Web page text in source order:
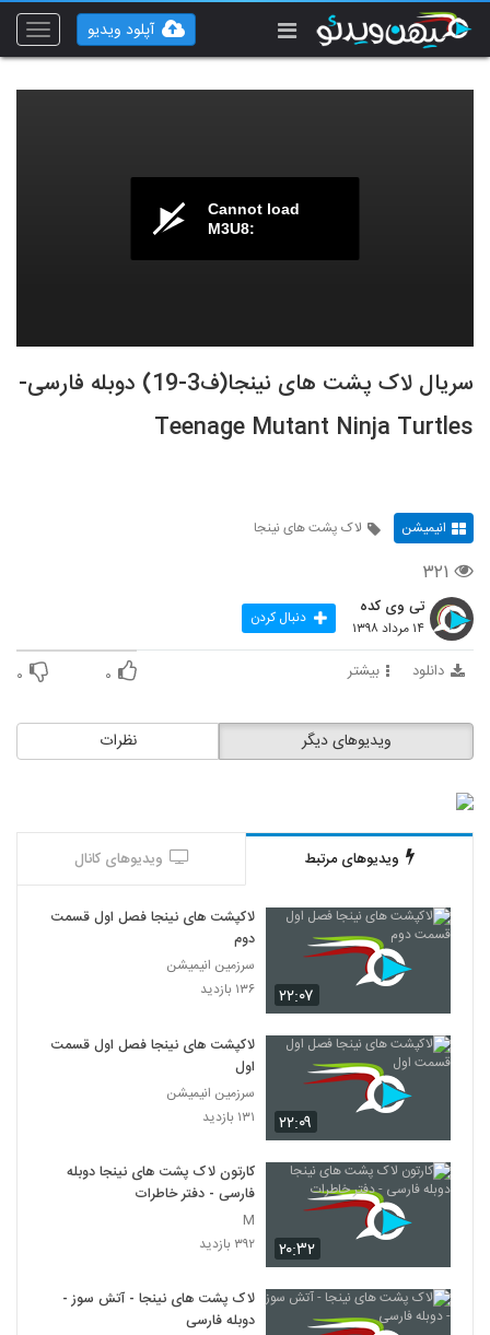
Toggle
آپلود ویدیو
Cannot load
M3U8:
سریال لاک پشت های نینجا(ف3-19) دوبله فارسی-
Teenage Mutant Ninja Turtles
انیمیشن لاک پشت های نینجا
۳۲۱
تی وی کده
۱۴ مرداد ۱۳۹۸ دنبال کردن
دانلود بیشتر ۰ ۰
نظرات ویدیوهای دیگر
ویدیوهای مرتبط ویدیوهای کانال
۲۲:۰۷
لاکپشت های نینجا فصل اول قسمت
دوم
سرزمین انیمیشن
۱۳۶ بازدید
۲۲:۰۹
لاکپشت های نینجا فصل اول قسمت
اول
سرزمین انیمیشن
۱۳۱ بازدید
۲۰:۳۲
کارتون لاک ‌پشت‌ های نینجا دوبله
فارسی - دفتر خاطرات
M
۳۹۲ بازدید
لاک پشت های نینجا - آتش سوز -
دوبله فارسی